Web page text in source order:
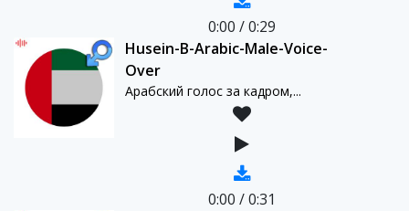
0:00 /0:29
Husein-B-Arabic-Male-Voice-
Over
Арабский голос за кадром,...
0:00 /0:31